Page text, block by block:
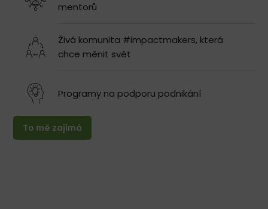
mentorů
Živá komunita #impactmakers, která
chce měnit svět
Programy na podporu podnikání
To mě zajímá